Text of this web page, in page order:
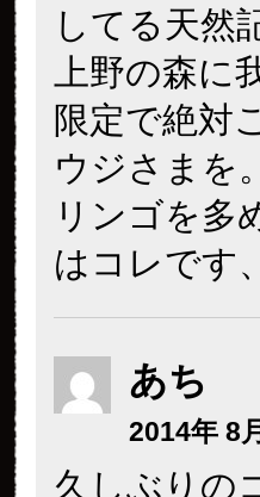
してる天然
上野の森に
限定で絶対
ウジさまを
リンゴを多
はコレです
あち
2014年 8
久しぶりの